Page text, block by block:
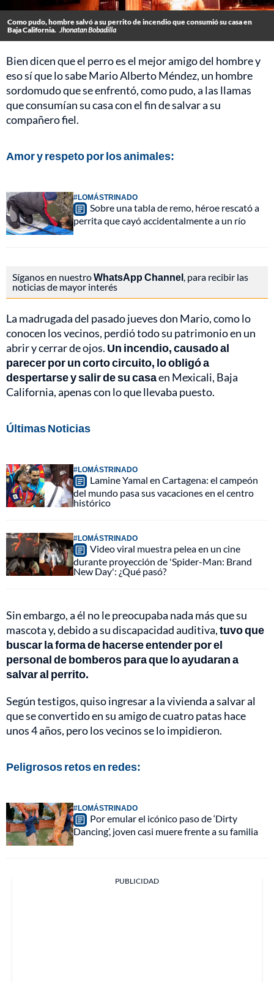
Como pudo, hombre salvó a su perrito de incendio que consumió su casa en
Baja California. Jhonatan Bobadilla
Bien dicen que el perro es el mejor amigo del hombre y
eso sí que lo sabe Mario Alberto Méndez, un hombre
sordomudo que se enfrentó, como pudo, a las llamas
que consumían su casa con el fin de salvar a su
compañero fiel.
Amor y respeto por los animales:
#LOMÁSTRINADO
Sobre una tabla de remo, héroe rescató a
perrita que cayó accidentalmente a un río
Síganos en nuestroWhatsApp Channel, para recibir las
noticias de mayor interés
La madrugada del pasado jueves don Mario, como lo
conocen los vecinos, perdió todo su patrimonio en un
abrir y cerrar de ojos. Un incendio, causado al
parecer por un corto circuito, lo obligó a
despertarse y salir de su casaen Mexicali, Baja
California, apenas con lo que llevaba puesto.
Últimas Noticias
#LOMÁSTRINADO
Lamine Yamal en Cartagena: el campeón
del mundo pasa sus vacaciones en el centro
histórico
#LOMÁSTRINADO
Video viral muestra pelea en un cine
durante proyección de 'Spider-Man: Brand
New Day': ¿Qué pasó?
Sin embargo, a él no le preocupaba nada más que su
mascota y, debido a su discapacidad auditiva,tuvo que
buscar la forma de hacerse entender por el
personal de bomberos para que lo ayudaran a
salvar al perrito.
Según testigos, quiso ingresar a la vivienda a salvar al
que se convertido en su amigo de cuatro patas hace
unos 4 años, pero los vecinos se lo impidieron.
Peligrosos retos en redes:
#LOMÁSTRINADO
Por emular el icónico paso de ‘Dirty
Dancing’, joven casi muere frente a su familia
PUBLICIDAD